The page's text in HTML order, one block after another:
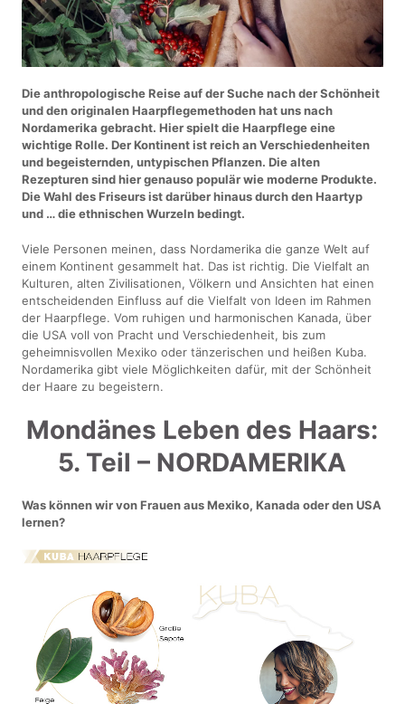
Die anthropologische Reise auf der Suche nach der Schönheit
und den originalen Haarpflegemethoden hat uns nach
Nordamerika gebracht. Hier spielt die Haarpflege eine
wichtige Rolle. Der Kontinent ist reich an Verschiedenheiten
und begeisternden, untypischen Pflanzen. Die alten
Rezepturen sind hier genauso populär wie moderne Produkte.
Die Wahl des Friseurs ist darüber hinaus durch den Haartyp
und … die ethnischen Wurzeln bedingt.
Viele Personen meinen, dass Nordamerika die ganze Welt auf
einem Kontinent gesammelt hat. Das ist richtig. Die Vielfalt an
Kulturen, alten Zivilisationen, Völkern und Ansichten hat einen
entscheidenden Einfluss auf die Vielfalt von Ideen im Rahmen
der Haarpflege. Vom ruhigen und harmonischen Kanada, über
die USA voll von Pracht und Verschiedenheit, bis zum
geheimnisvollen Mexiko oder tänzerischen und heißen Kuba.
Nordamerika gibt viele Möglichkeiten dafür, mit der Schönheit
der Haare zu begeistern.
Mondänes Leben des Haars:
5. Teil – NORDAMERIKA
Was können wir von Frauen aus Mexiko, Kanada oder den USA
lernen?